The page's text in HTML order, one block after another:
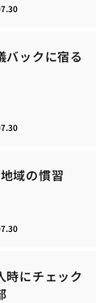
バックに宿る
域の慣習
時にチェック